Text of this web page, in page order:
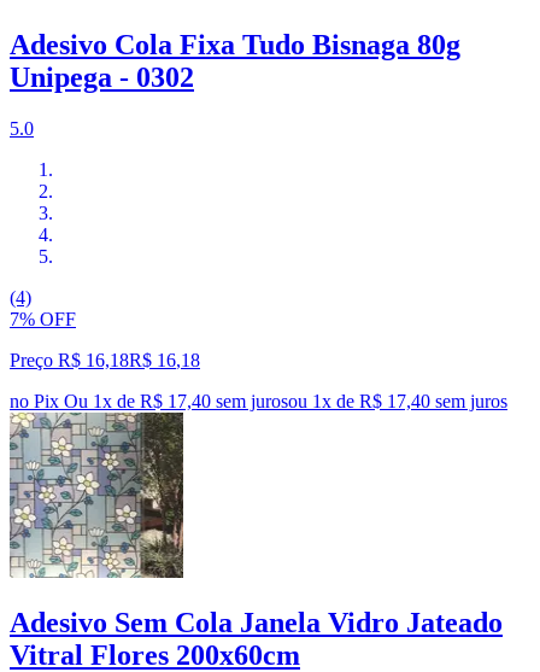
Adesivo Cola Fixa Tudo Bisnaga 80g
Unipega - 0302
5.0
(4)
7% OFF
Preço R$ 16,18R$ 16,18
no Pix Ou 1x de R$ 17,40 sem jurosou 1x de R$ 17,40 sem juros
Adesivo Sem Cola Janela Vidro Jateado
Vitral Flores 200x60cm